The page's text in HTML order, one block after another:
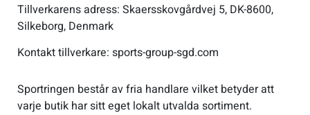
Tillverkarens adress: Skaersskovgårdvej 5, DK-8600,
Silkeborg, Denmark
Kontakt tillverkare: sports-group-sgd.com
Sportringen består av fria handlare vilket betyder att
varje butik har sitt eget lokalt utvalda sortiment.